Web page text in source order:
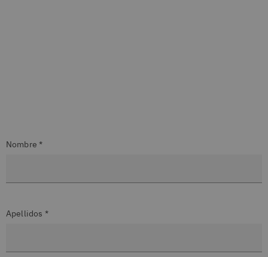
Nombre *
Apellidos *